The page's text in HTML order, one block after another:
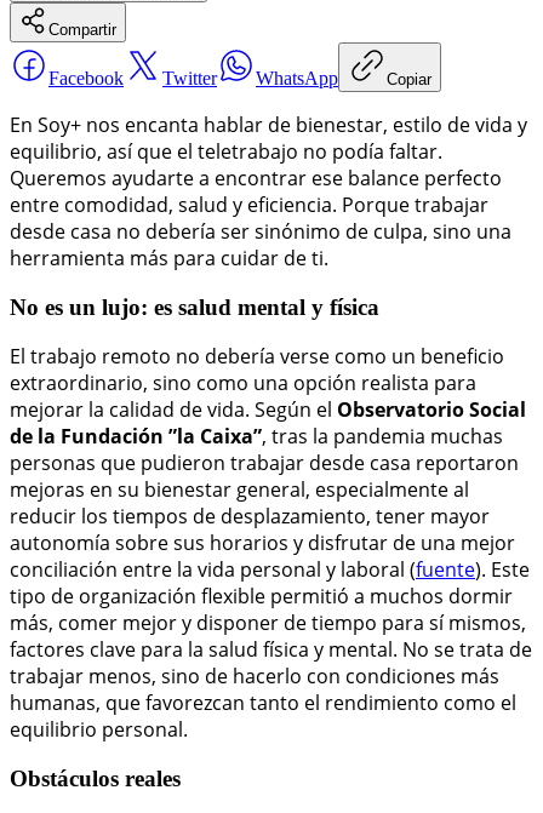
Compartir
Facebook Twitter WhatsApp Copiar
En Soy+ nos encanta hablar de bienestar, estilo de vida y
equilibrio, así que el teletrabajo no podía faltar.
Queremos ayudarte a encontrar ese balance perfecto
entre comodidad, salud y eficiencia. Porque trabajar
desde casa no debería ser sinónimo de culpa, sino una
herramienta más para cuidar de ti.
No es un lujo: es salud mental y física
El trabajo remoto no debería verse como un beneficio
extraordinario, sino como una opción realista para
mejorar la calidad de vida. Según el Observatorio Social
de la Fundación ”la Caixa”, tras la pandemia muchas
personas que pudieron trabajar desde casa reportaron
mejoras en su bienestar general, especialmente al
reducir los tiempos de desplazamiento, tener mayor
autonomía sobre sus horarios y disfrutar de una mejor
conciliación entre la vida personal y laboral (fuente). Este
tipo de organización flexible permitió a muchos dormir
más, comer mejor y disponer de tiempo para sí mismos,
factores clave para la salud física y mental. No se trata de
trabajar menos, sino de hacerlo con condiciones más
humanas, que favorezcan tanto el rendimiento como el
equilibrio personal.
Obstáculos reales